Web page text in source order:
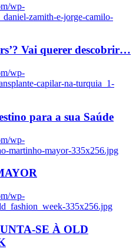
wp-
zamith-e-jorge-camilo-
Vai querer descobrir…
wp-
capilar-na-turquia_1-
para a sua Saúde
wp-
martinho-mayor-335x256.jpg
wp-
335x256.jpg
SE À OLD